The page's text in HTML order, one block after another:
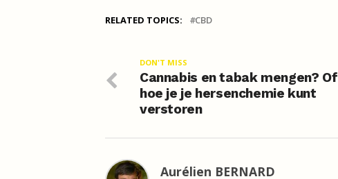
RELATED TOPICS: CBD
DON'T MISS
Cannabis en tabak mengen? Of
hoe je je hersenchemie kunt
verstoren
Aurélien BERNARD